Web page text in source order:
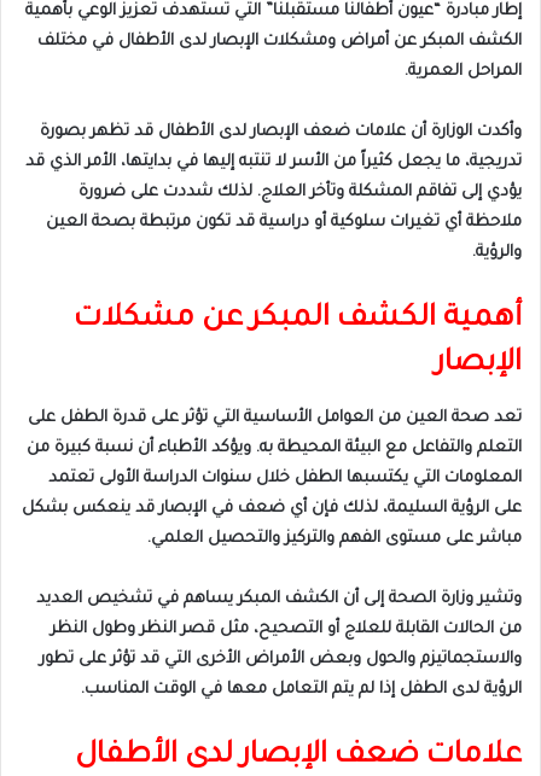
إطار مبادرة “عيون أطفالنا مستقبلنا” التي تستهدف تعزيز الوعي بأهمية
الكشف المبكر عن أمراض ومشكلات الإبصار لدى الأطفال في مختلف
المراحل العمرية.
وأكدت الوزارة أن علامات ضعف الإبصار لدى الأطفال قد تظهر بصورة
تدريجية، ما يجعل كثيراً من الأسر لا تنتبه إليها في بدايتها، الأمر الذي قد
يؤدي إلى تفاقم المشكلة وتأخر العلاج. لذلك شددت على ضرورة
ملاحظة أي تغيرات سلوكية أو دراسية قد تكون مرتبطة بصحة العين
والرؤية.
أهمية الكشف المبكر عن مشكلات
الإبصار
تعد صحة العين من العوامل الأساسية التي تؤثر على قدرة الطفل على
التعلم والتفاعل مع البيئة المحيطة به. ويؤكد الأطباء أن نسبة كبيرة من
المعلومات التي يكتسبها الطفل خلال سنوات الدراسة الأولى تعتمد
على الرؤية السليمة، لذلك فإن أي ضعف في الإبصار قد ينعكس بشكل
مباشر على مستوى الفهم والتركيز والتحصيل العلمي.
وتشير وزارة الصحة إلى أن الكشف المبكر يساهم في تشخيص العديد
من الحالات القابلة للعلاج أو التصحيح، مثل قصر النظر وطول النظر
والاستجماتيزم والحول وبعض الأمراض الأخرى التي قد تؤثر على تطور
الرؤية لدى الطفل إذا لم يتم التعامل معها في الوقت المناسب.
علامات ضعف الإبصار لدى الأطفال